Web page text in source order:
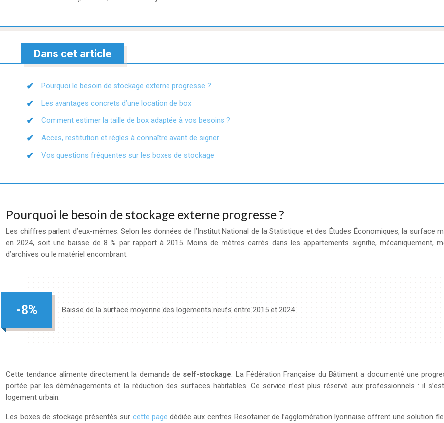
Dans cet article
Pourquoi le besoin de stockage externe progresse ?
Les avantages concrets d’une location de box
Comment estimer la taille de box adaptée à vos besoins ?
Accès, restitution et règles à connaître avant de signer
Vos questions fréquentes sur les boxes de stockage
Pourquoi le besoin de stockage externe progresse ?
Les chiffres parlent d’eux-mêmes. Selon les données de l’Institut National de la Statistique et des Études Économiques, la
en 2024, soit une baisse de 8 % par rapport à 2015. Moins de mètres carrés dans les appartements signifie, mécaniquement,
d’archives ou le matériel encombrant.
-8% Baisse de la surface moyenne des logements neufs entre 2015 et 2024
Cette tendance alimente directement la demande de self-stockage. La Fédération Française du Bâtiment a documenté une
portée par les déménagements et la réduction des surfaces habitables. Ce service n’est plus réservé aux professionnels : il
logement urbain.
Les boxes de stockage présentés sur cette page dédiée aux centres Resotainer de l’agglomération lyonnaise offrent une solution